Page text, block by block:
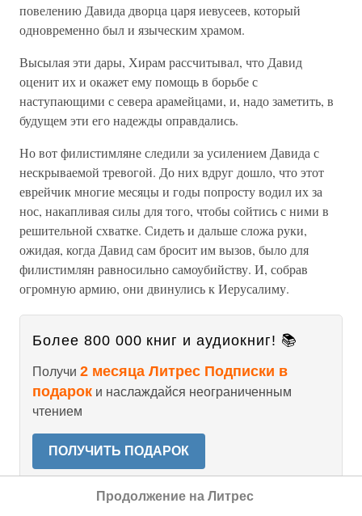
повелению Давида дворца царя иевусеев, который
одновременно был и языческим храмом.
Высылая эти дары, Хирам рассчитывал, что Давид
оценит их и окажет ему помощь в борьбе с
наступающими с севера арамейцами, и, надо заметить, в
будущем эти его надежды оправдались.
Но вот филистимляне следили за усилением Давида с
нескрываемой тревогой. До них вдруг дошло, что этот
еврейчик многие месяцы и годы попросту водил их за
нос, накапливая силы для того, чтобы сойтись с ними в
решительной схватке. Сидеть и дальше сложа руки,
ожидая, когда Давид сам бросит им вызов, было для
филистимлян равносильно самоубийству. И, собрав
огромную армию, они двинулись к Иерусалиму.
Более 800 000 книг и аудиокниг! 📚
Получи 2 месяца Литрес Подписки в
подарок и наслаждайся неограниченным
чтением
ПОЛУЧИТЬ ПОДАРОК
Продолжение на Литрес